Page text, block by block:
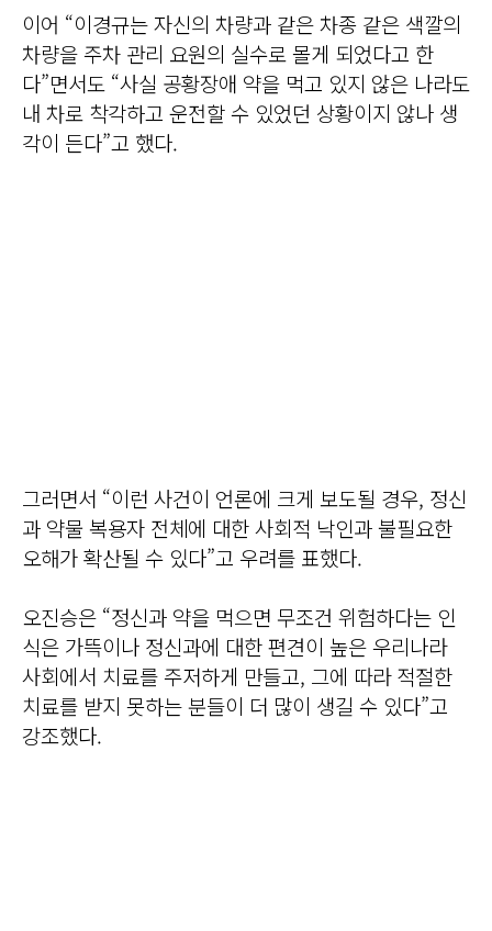
이어 “이경규는 자신의 차량과 같은 차종 같은 색깔의
차량을 주차 관리 요원의 실수로 몰게 되었다고 한
다”면서도 “사실 공황장애 약을 먹고 있지 않은 나라도
내 차로 착각하고 운전할 수 있었던 상황이지 않나 생
각이 든다”고 했다.
그러면서 “이런 사건이 언론에 크게 보도될 경우, 정신
과 약물 복용자 전체에 대한 사회적 낙인과 불필요한
오해가 확산될 수 있다”고 우려를 표했다.
오진승은 “정신과 약을 먹으면 무조건 위험하다는 인
식은 가뜩이나 정신과에 대한 편견이 높은 우리나라
사회에서 치료를 주저하게 만들고, 그에 따라 적절한
치료를 받지 못하는 분들이 더 많이 생길 수 있다”고
강조했다.